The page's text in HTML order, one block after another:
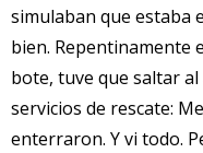
simulaban que estaba
bien. Repentinamente
bote, tuve que saltar
servicios de rescate:
enterraron. Y vi todo.